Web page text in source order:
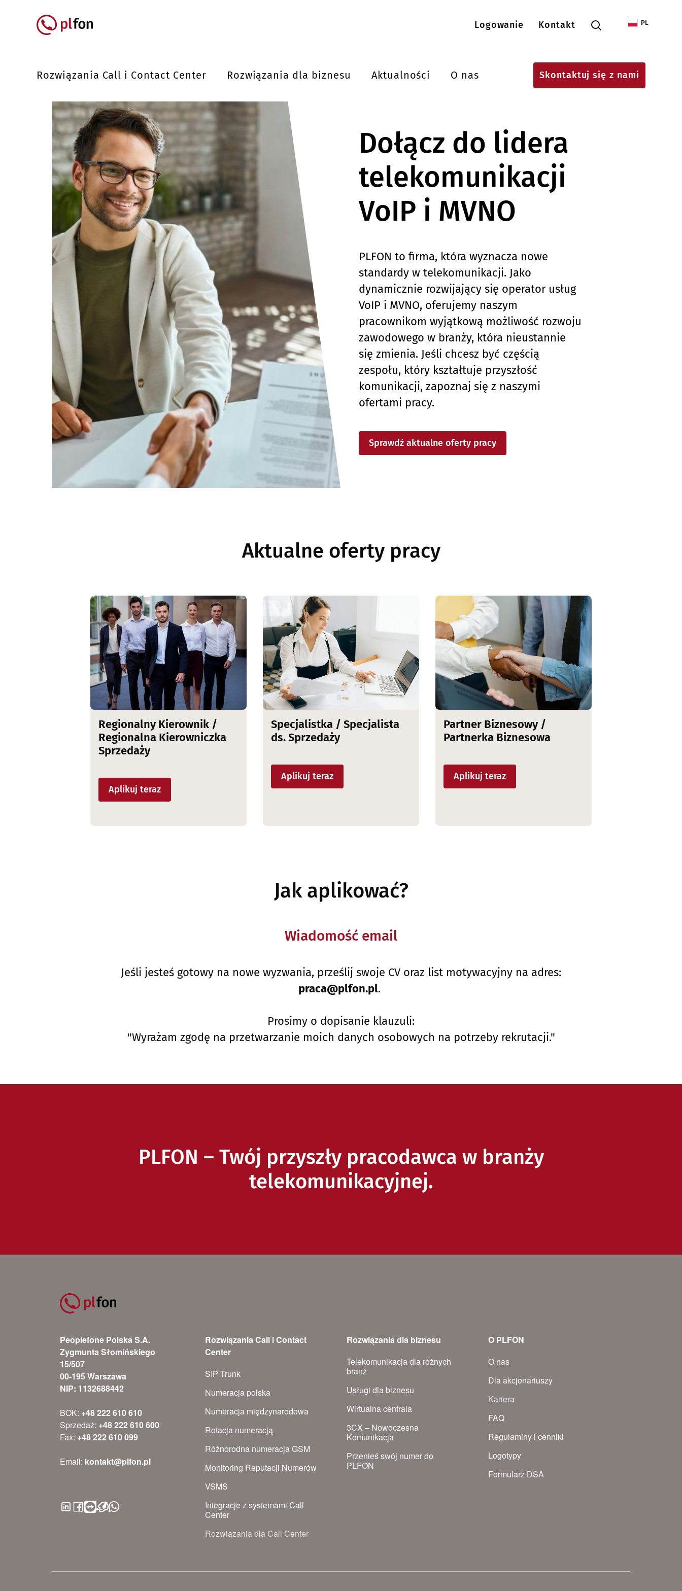
Menu konta użytkownika
Logowanie Kontakt PL
Rozwiązania Call i Contact Center Rozwiązania dla biznesu Aktualności O nas Skontaktuj się z nami
Dołącz do lidera
telekomunikacji
VoIP i MVNO
PLFON to firma, która wyznacza nowe
standardy w telekomunikacji. Jako
dynamicznie rozwijający się operator usług
VoIP i MVNO, oferujemy naszym
pracownikom wyjątkową możliwość rozwoju
zawodowego w branży, która nieustannie
się zmienia. Jeśli chcesz być częścią
zespołu, który kształtuje przyszłość
komunikacji, zapoznaj się z naszymi
ofertami pracy.
Sprawdź aktualne oferty pracy
Aktualne oferty pracy
Regionalny Kierownik /
Regionalna Kierowniczka
Sprzedaży
Aplikuj teraz
Specjalistka / Specjalista
ds. Sprzedaży
Aplikuj teraz
Partner Biznesowy /
Partnerka Biznesowa
Aplikuj teraz
Jak aplikować?
Wiadomość email
Jeśli jesteś gotowy na nowe wyzwania, prześlij swoje CV oraz list motywacyjny na adres:
praca@plfon.pl.
Prosimy o dopisanie klauzuli:
"Wyrażam zgodę na przetwarzanie moich danych osobowych na potrzeby rekrutacji."
PLFON – Twój przyszły pracodawca w branży
telekomunikacyjnej.
Peoplefone Polska S.A.
Zygmunta Słomińskiego
15/507
00-195 Warszawa
NIP: 1132688442
BOK: +48 222 610 610
Sprzedaż: +48 222 610 600
Fax: +48 222 610 099
Email: kontakt@plfon.pl
Rozwiązania Call i Contact
Center
SIP Trunk
Numeracja polska
Numeracja międzynarodowa
Rotacja numeracją
Różnorodna numeracja GSM
Monitoring Reputacji Numerów
VSMS
Integracje z systemami Call
Center
Rozwiązania dla Call Center
Rozwiązania dla biznesu
Telekomunikacja dla różnych
branż
Usługi dla biznesu
Wirtualna centrala
3CX – Nowoczesna
Komunikacja
Przenieś swój numer do
PLFON
O PLFON
O nas
Dla akcjonariuszy
Kariera
FAQ
Regulaminy i cenniki
Logotypy
Formularz DSA